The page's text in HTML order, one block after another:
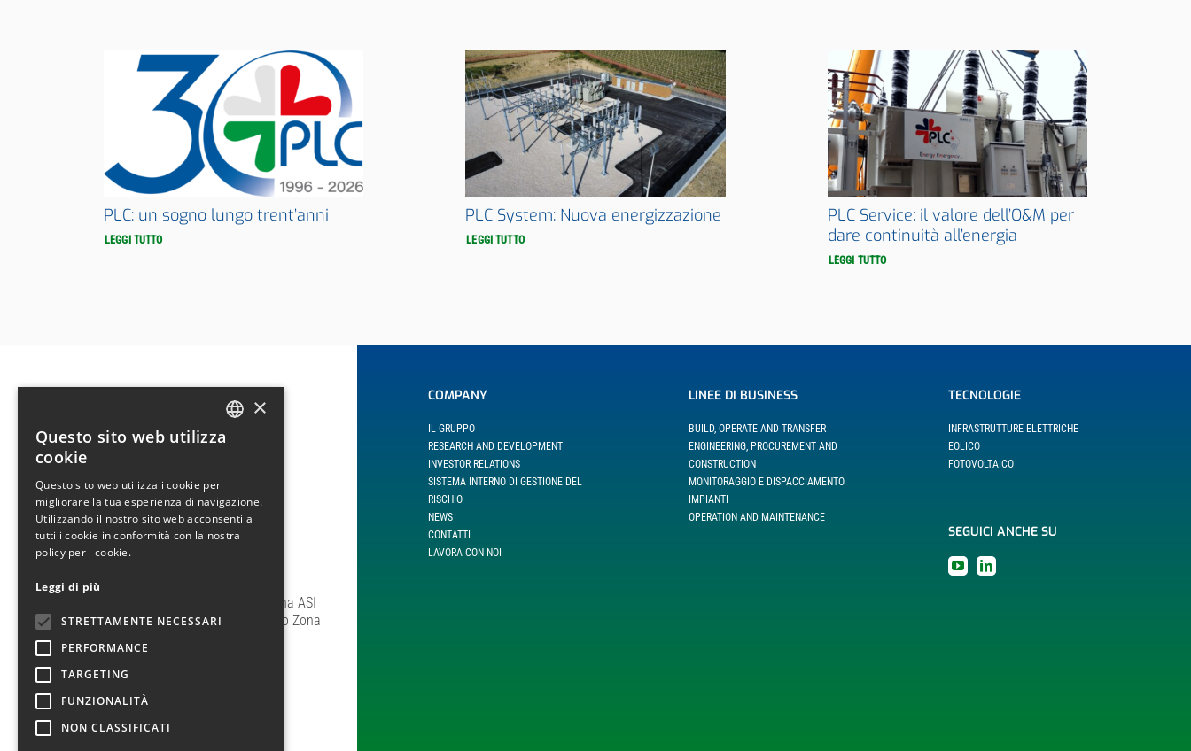
PLC: un sogno lungo trent’anni
LEGGI TUTTO
PLC System: Nuova energizzazione
LEGGI TUTTO
PLC Service: il valore dell’O&M per
dare continuità all’energia
LEGGI TUTTO
Sede legale:
Via delle Industrie, 100
Località Pantano Zona ASI
80011 – Acerra (NA)
Tel.: 081 01 98 565
Sedi operative:
Via delle Industrie, 100 – Località Pantano Zona ASI
Via delle Industrie, 272/274 – Località Pantano Zona
ASI
80011 – Acerra (NA)
P.I. e C.F. 05346630964 – R.E.A. NA993384
COMPANY
IL GRUPPO
RESEARCH AND DEVELOPMENT
INVESTOR RELATIONS
SISTEMA INTERNO DI GESTIONE DEL
RISCHIO
NEWS
CONTATTI
LAVORA CON NOI
LINEE DI BUSINESS
BUILD, OPERATE AND TRANSFER
ENGINEERING, PROCUREMENT AND
CONSTRUCTION
MONITORAGGIO E DISPACCIAMENTO
IMPIANTI
OPERATION AND MAINTENANCE
TECNOLOGIE
INFRASTRUTTURE ELETTRICHE
EOLICO
FOTOVOLTAICO
SEGUICI ANCHE SU
×
Questo sito web utilizza
cookie
Questo sito web utilizza i cookie per
migliorare la tua esperienza di navigazione.
Utilizzando il nostro sito web acconsenti a
tutti i cookie in conformità con la nostra
policy per i cookie.
Leggi di più
STRETTAMENTE NECESSARI
PERFORMANCE
TARGETING
FUNZIONALITÀ
NON CLASSIFICATI